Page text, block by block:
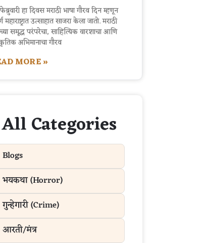
हा दिवस मराठी भाषा गौरव दिन म्हणून
महाराष्ट्रात उत्साहात साजरा केला जातो. मराठी
समृद्ध परंपरेचा, साहित्यिक वारशाचा आणि
अभिमानाचा गौरव
MORE »
All Categories
Blogs
भयकथा (Horror)
गुन्हेगारी (Crime)
आरती/मंत्र